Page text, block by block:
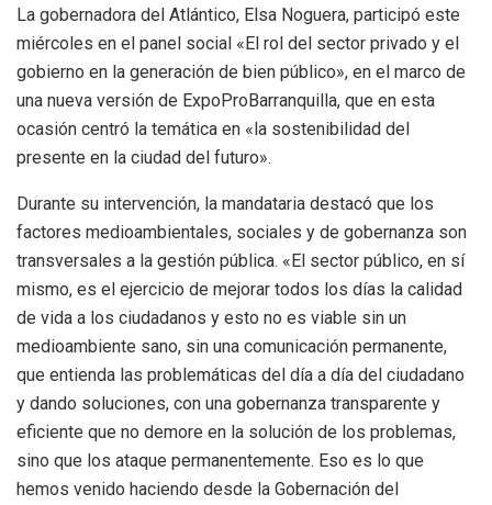
La gobernadora del Atlántico, Elsa Noguera, participó este
miércoles en el panel social «El rol del sector privado y el
gobierno en la generación de bien público», en el marco de
una nueva versión de ExpoProBarranquilla, que en esta
ocasión centró la temática en «la sostenibilidad del
presente en la ciudad del futuro».
Durante su intervención, la mandataria destacó que los
factores medioambientales, sociales y de gobernanza son
transversales a la gestión pública. «El sector público, en sí
mismo, es el ejercicio de mejorar todos los días la calidad
de vida a los ciudadanos y esto no es viable sin un
medioambiente sano, sin una comunicación permanente,
que entienda las problemáticas del día a día del ciudadano
y dando soluciones, con una gobernanza transparente y
eficiente que no demore en la solución de los problemas,
sino que los ataque permanentemente. Eso es lo que
hemos venido haciendo desde la Gobernación del